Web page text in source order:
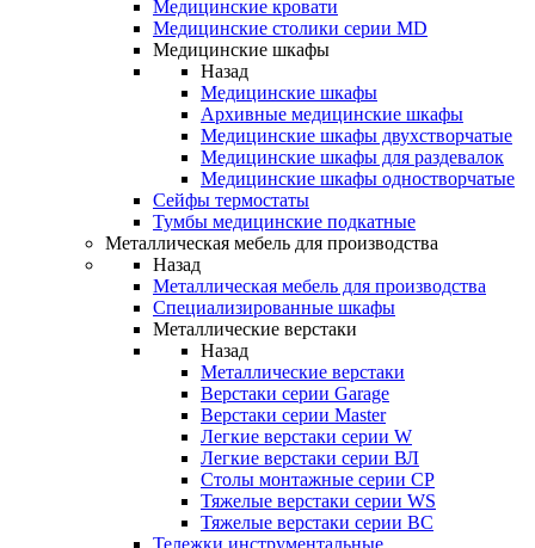
Медицинские кровати
Медицинские столики серии MD
Медицинские шкафы
Назад
Медицинские шкафы
Архивные медицинские шкафы
Медицинские шкафы двухстворчатые
Медицинские шкафы для раздевалок
Медицинские шкафы одностворчатые
Сейфы термостаты
Тумбы медицинские подкатные
Металлическая мебель для производства
Назад
Металлическая мебель для производства
Cпециализированные шкафы
Металлические верстаки
Назад
Металлические верстаки
Верстаки серии Garage
Верстаки серии Master
Легкие верстаки серии W
Легкие верстаки серии ВЛ
Столы монтажные серии СР
Тяжелые верстаки серии WS
Тяжелые верстаки серии ВС
Тележки инструментальные